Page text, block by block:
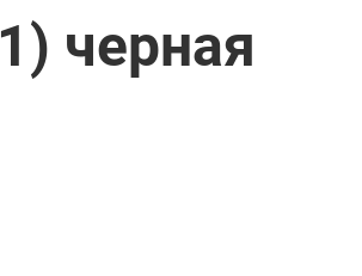
черная